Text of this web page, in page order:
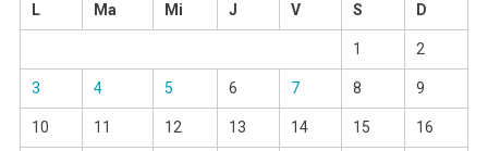
L
Ma Mi J V S D
1 2
3 4 5 6 7 8 9
10 11 12 13 14 15 16